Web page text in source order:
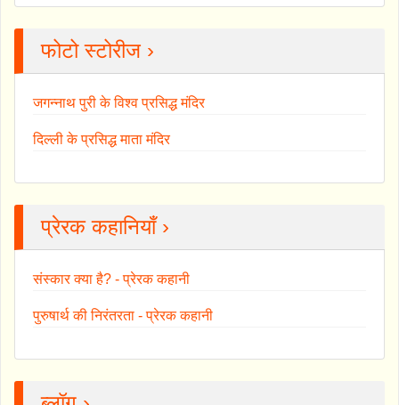
फोटो स्टोरीज ›
जगन्नाथ पुरी के विश्व प्रसिद्ध मंदिर
दिल्ली के प्रसिद्ध माता मंदिर
प्रेरक कहानियाँ ›
संस्कार क्या है? - प्रेरक कहानी
पुरुषार्थ की निरंतरता - प्रेरक कहानी